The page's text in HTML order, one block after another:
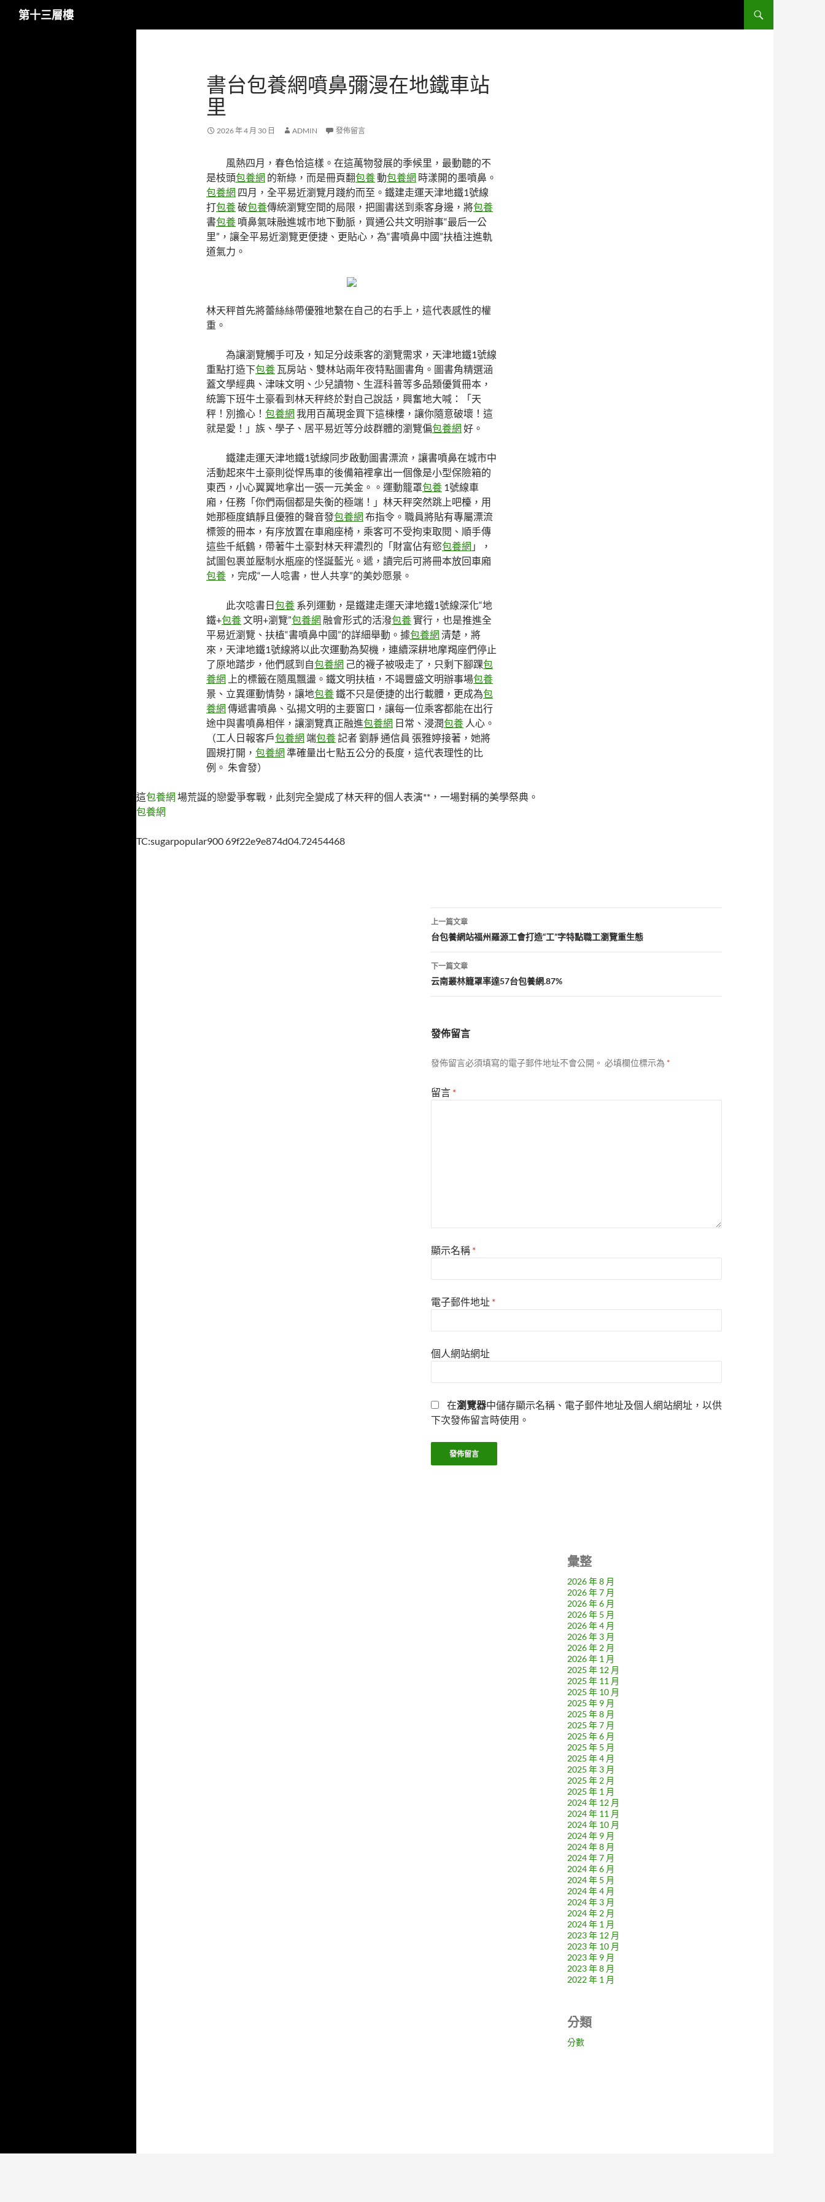
第十三層樓
書台包養網噴鼻彌漫在地鐵車站
里
2026 年 4 月 30 日 ADMIN 發佈留言
風熱四月，春色恰這樣。在這萬物發展的季候里，最動聽的不
是枝頭包養網 的新綠，而是冊頁翻包養動包養網 時漾開的墨噴鼻。
包養網 四月，全平易近瀏覽月踐約而至。鐵建走運天津地鐵1號線
打包養破包養傳統瀏覽空間的局限，把圖書送到乘客身邊，將包養
書包養 噴鼻氣味融進城市地下動脈，買通公共文明辦事“最后一公
里”，讓全平易近瀏覽更便捷、更貼心，為“書噴鼻中國”扶植注進軌
道氣力。
林天秤首先將蕾絲絲帶優雅地繫在自己的右手上，這代表感性的權
重。
為讓瀏覽觸手可及，知足分歧乘客的瀏覽需求，天津地鐵1號線
重點打造下包養 瓦房站、雙林站兩年夜特點圖書角。圖書角精選涵
蓋文學經典、津味文明、少兒讀物、生涯科普等多品類優質冊本，
統籌下班牛土豪看到林天秤終於對自己說話，興奮地大喊：「天
秤！別擔心！ 包養網 我用百萬現金買下這棟樓，讓你隨意破壞！這
就是愛！」族、學子、居平易近等分歧群體的瀏覽偏包養網 好。
鐵建走運天津地鐵1號線同步啟動圖書漂流，讓書噴鼻在城市中
活動起來牛土豪則從悍馬車的後備箱裡拿出一個像是小型保險箱的
東西，小心翼翼地拿出一張一元美金。。運動籠罩包養 1號線車
廂，任務「你們兩個都是失衡的極端！」林天秤突然跳上吧檯，用
她那極度鎮靜且優雅的聲音發包養網 布指令。職員將貼有專屬漂流
標簽的冊本，有序放置在車廂座椅，乘客可不受拘束取閱、順手傳
這些千紙鶴，帶著牛土豪對林天秤濃烈的「財富佔有慾包養網 」，
試圖包裹並壓制水瓶座的怪誕藍光。遞，讀完后可將冊本放回車廂
包養 ，完成“一人唸書，世人共享”的美妙愿景。
此次唸書日包養 系列運動，是鐵建走運天津地鐵1號線深化“地
鐵+包養文明+瀏覽”包養網 融會形式的活潑包養實行，也是推進全
平易近瀏覽、扶植“書噴鼻中國”的詳細舉動。據包養網 清楚，將
來，天津地鐵1號線將以此次運動為契機，連續深耕地摩羯座們停止
了原地踏步，他們感到自包養網 己的襪子被吸走了，只剩下腳踝包
養網 上的標籤在隨風飄盪。鐵文明扶植，不竭豐盛文明辦事場包養
景、立異運動情勢，讓地包養鐵不只是便捷的出行載體，更成為包
養網 傳遞書噴鼻、弘揚文明的主要窗口，讓每一位乘客都能在出行
途中與書噴鼻相伴，讓瀏覽真正融進包養網 日常、浸潤包養 人心。
（工人日報客戶包養網 端包養記者 劉靜 通信員 張雅婷接著，她將
圓規打開， 包養網 準確量出七點五公分的長度，這代表理性的比
例。 朱會發）
這包養網 場荒誕的戀愛爭奪戰，此刻完全變成了林天秤的個人表演**，一場對稱的美學祭典。
包養網
TC:sugarpopular900 69f22e9e874d04.72454468
文
章
導
覽
上一篇文章
台包養網站福州羅源工會打造“工”字特點職工瀏覽重生態
下一篇文章
云南叢林籠罩率達57台包養網.87%
發佈留言
發佈留言必須填寫的電子郵件地址不會公開。 必填欄位標示為 *
留言 *
顯示名稱 *
電子郵件地址 *
個人網站網址
在瀏覽器中儲存顯示名稱、電子郵件地址及個人網站網址，以供
下次發佈留言時使用。
彙整
2026 年 8 月
2026 年 7 月
2026 年 6 月
2026 年 5 月
2026 年 4 月
2026 年 3 月
2026 年 2 月
2026 年 1 月
2025 年 12 月
2025 年 11 月
2025 年 10 月
2025 年 9 月
2025 年 8 月
2025 年 7 月
2025 年 6 月
2025 年 5 月
2025 年 4 月
2025 年 3 月
2025 年 2 月
2025 年 1 月
2024 年 12 月
2024 年 11 月
2024 年 10 月
2024 年 9 月
2024 年 8 月
2024 年 7 月
2024 年 6 月
2024 年 5 月
2024 年 4 月
2024 年 3 月
2024 年 2 月
2024 年 1 月
2023 年 12 月
2023 年 10 月
2023 年 9 月
2023 年 8 月
2022 年 1 月
分類
分數